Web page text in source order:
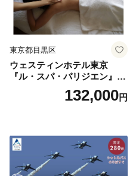
東京都目黒区
ウェスティンホテル東京
『ル・スパ・パリジエン』選
べるボディセラピー90分/1名
132,000円